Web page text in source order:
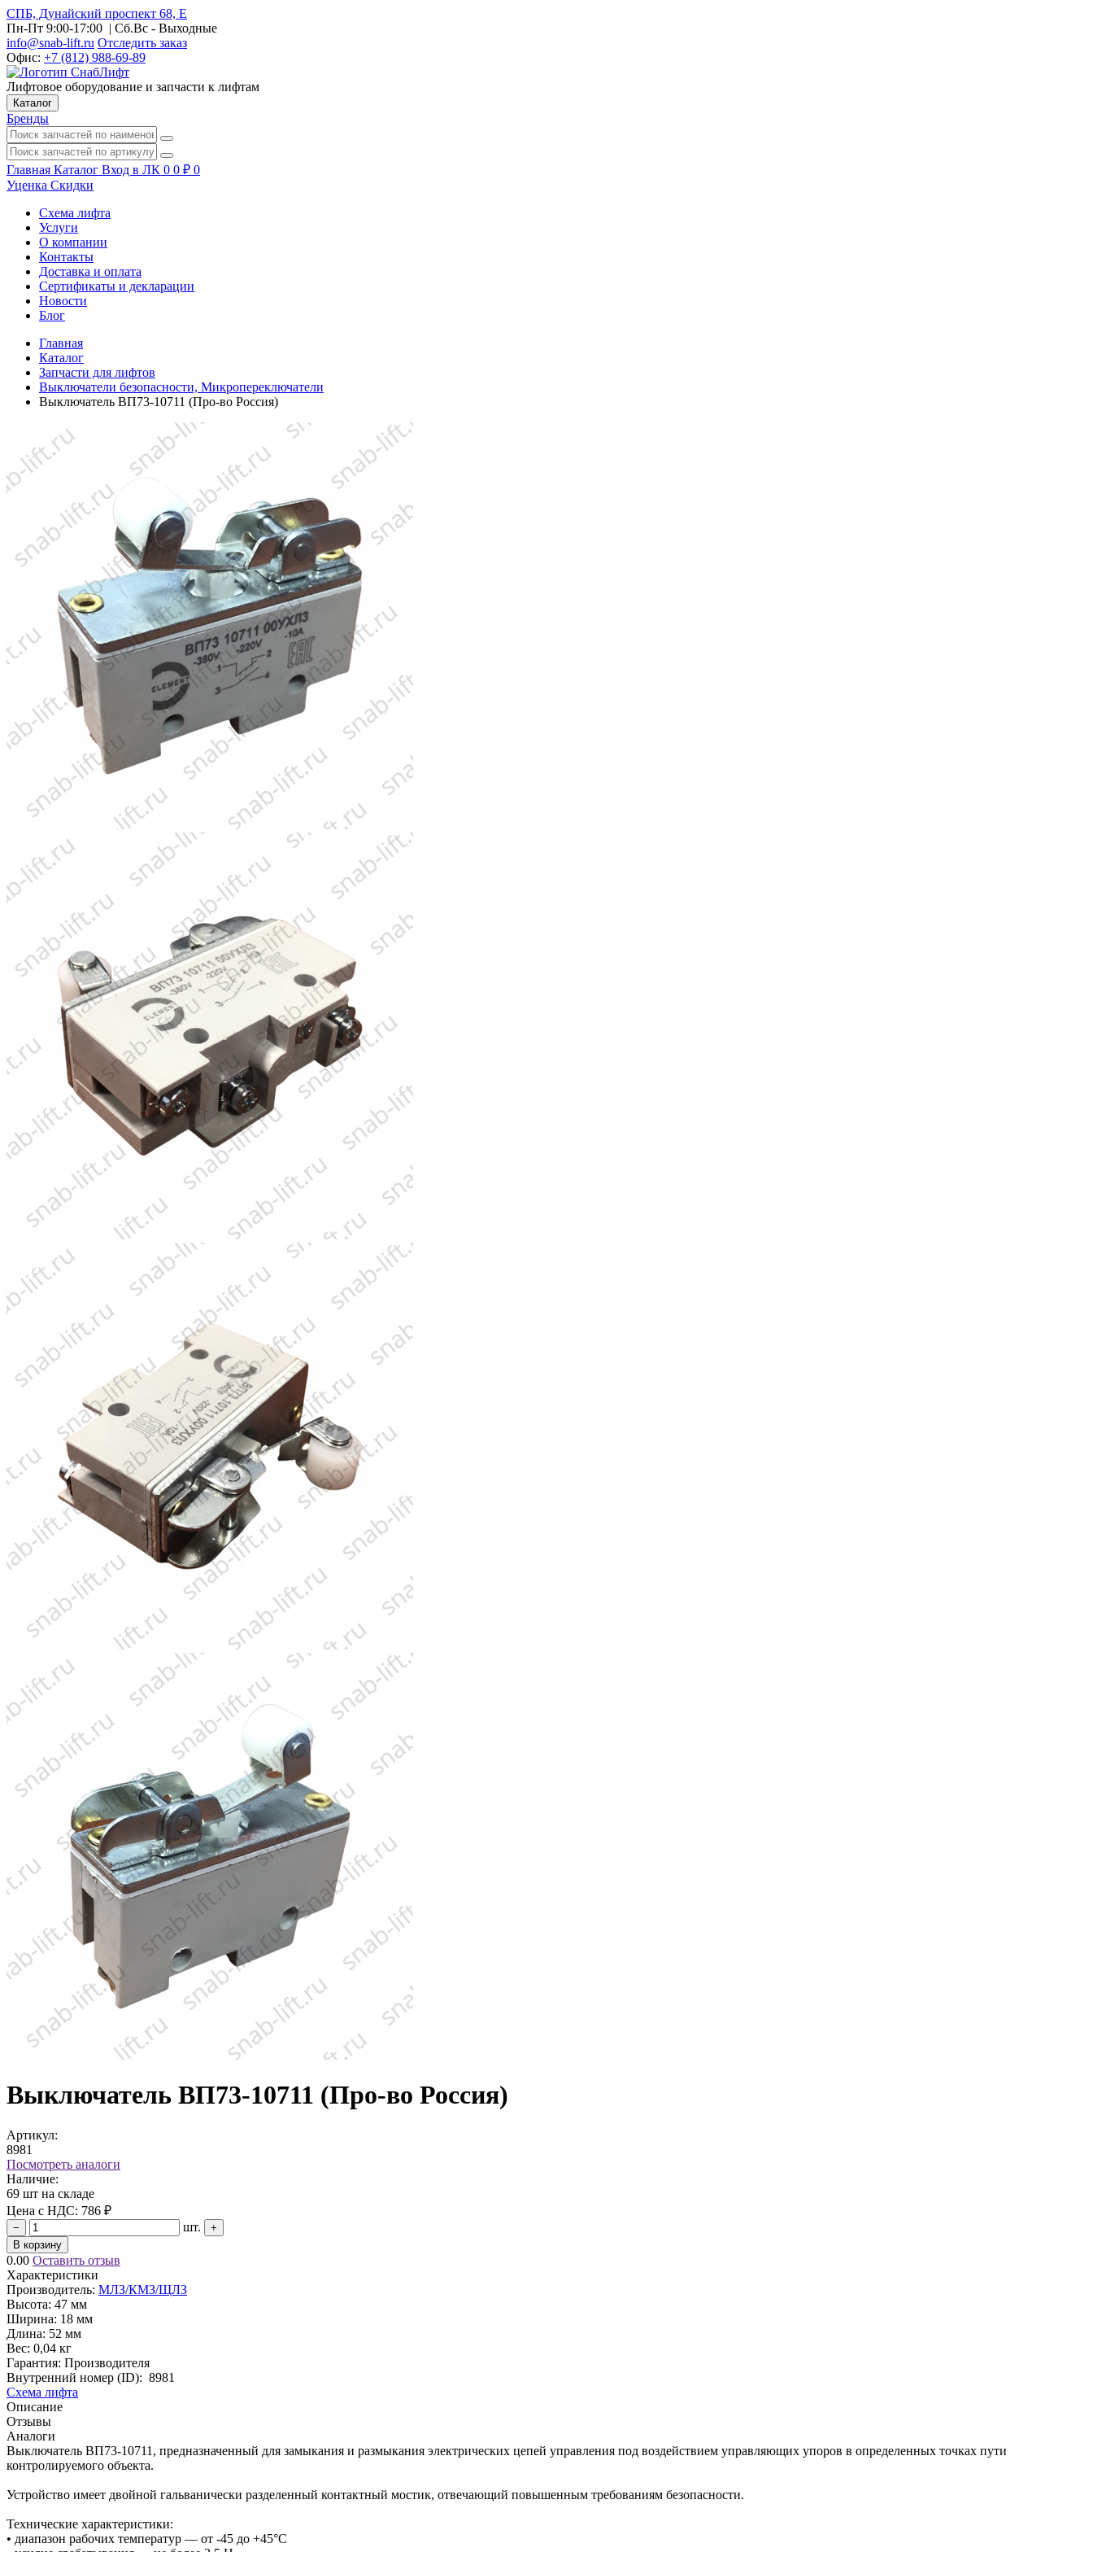
СПБ, Дунайский проспект 68, Е
Пн-Пт 9:00-17:00 | Сб.Вс - Выходные
info@snab-lift.ru Отследить заказ
Офис: +7 (812) 988-69-89
Лифтовое оборудование и запчасти к лифтам
Каталог
Бренды
Главная Каталог Вход в ЛК 0 0 ₽ 0
Уценка Скидки
Схема лифта
Услуги
О компании
Контакты
Доставка и оплата
Сертификаты и декларации
Новости
Блог
Главная
Каталог
Запчасти для лифтов
Выключатели безопасности, Микропереключатели
Выключатель ВП73-10711 (Про-во Россия)
Выключатель ВП73-10711 (Про-во Россия)
Артикул:
8981
Посмотреть аналоги
Наличие:
69 шт на складе
Цена с НДС: 786 ₽
− шт.
+
В корзину
0.00 Оставить отзыв
Характеристики
Производитель: МЛЗ/КМЗ/ЩЛЗ
Высота: 47 мм
Ширина: 18 мм
Длина: 52 мм
Вес: 0,04 кг
Гарантия: Производителя
Внутренний номер (ID): 8981
Схема лифта
Описание
Отзывы
Аналоги
Выключатель ВП73-10711, предназначенный для замыкания и размыкания электрических цепей управления под воздействием управляющих упоров в определенных точках пути
контролируемого объекта.
Устройство имеет двойной гальванически разделенный контактный мостик, отвечающий повышенным требованиям безопасности.
Технические характеристики:
• диапазон рабочих температур — от -45 до +45°С